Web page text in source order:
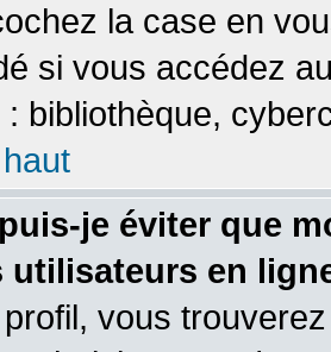
la case en
si vous accédez
: bibliothèque,
je éviter que
utilisateurs en
vous